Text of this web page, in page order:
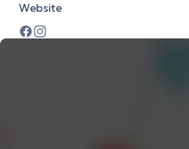
Website